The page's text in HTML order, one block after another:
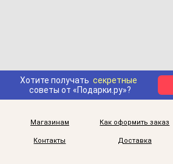
Хотите получать секретные
советы от «Подарки.ру»?
Магазинам Как оформить заказ
Контакты Доставка